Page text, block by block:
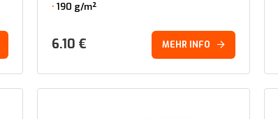
190 g/m²
6.10 € MEHR INFO